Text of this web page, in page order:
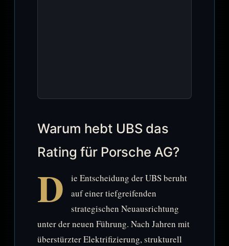
Warum hebt UBS das
Rating für Porsche AG?
D
ie Entscheidung der UBS beruht
auf einer tiefgreifenden
strategischen Neuausrichtung
unter der neuen Führung. Nach Jahren mit
überstürzter Elektrifizierung, strukturell